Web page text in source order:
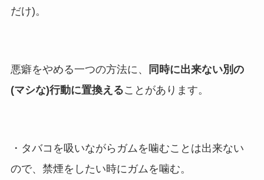
だけ)。
悪癖をやめる一つの方法に、
同時に出来ない別の
(マシな)行動に置換えることがあります。
・タバコを吸いながらガムを噛むことは出来ない
ので、禁煙をしたい時にガムを噛む。